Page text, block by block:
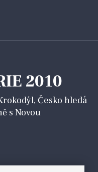
2010
Česko hledá
s Novou